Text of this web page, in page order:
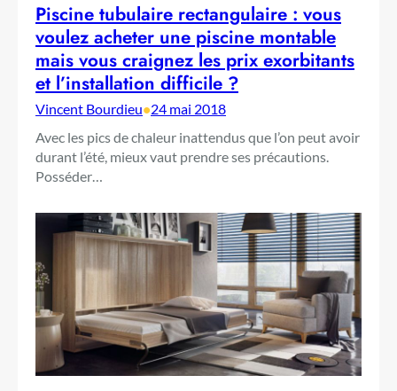
Piscine tubulaire rectangulaire : vous
voulez acheter une piscine montable
mais vous craignez les prix exorbitants
et l’installation difficile ?
Vincent Bourdieu•24 mai 2018
Avec les pics de chaleur inattendus que l’on peut avoir
durant l’été, mieux vaut prendre ses précautions.
Posséder…